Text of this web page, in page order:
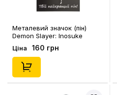
Металевий значок (пін)
Demon Slayer: Inosuke
Hashibira: Nichirin Katanas,
(13797)
Ціна 160 грн